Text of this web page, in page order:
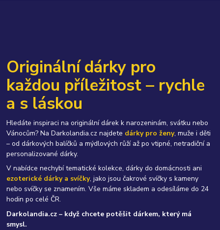
Originální dárky pro
každou příležitost – rychle
a s láskou
Hledáte inspiraci na originální dárek k narozeninám, svátku nebo
Vánocům? Na Darkolandia.cz najdete dárky pro ženy, muže i děti
– od dárkových balíčků a mýdlových růží až po vtipné, netradiční a
personalizované dárky.
V nabídce nechybí tematické kolekce, dárky do domácnosti ani
ezoterické dárky a svíčky, jako jsou čakrové svíčky s kameny
nebo svíčky se znamením. Vše máme skladem a odesíláme do 24
hodin po celé ČR.
Darkolandia.cz – když chcete potěšit dárkem, který má
smysl.